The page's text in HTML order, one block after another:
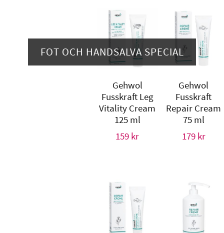
Gehwol
Fusskraft Leg
Vitality Cream
125 ml
159 kr
Gehwol
Fusskraft
Repair Cream
75 ml
179 kr
FOT OCH HANDSALVA SPECIAL